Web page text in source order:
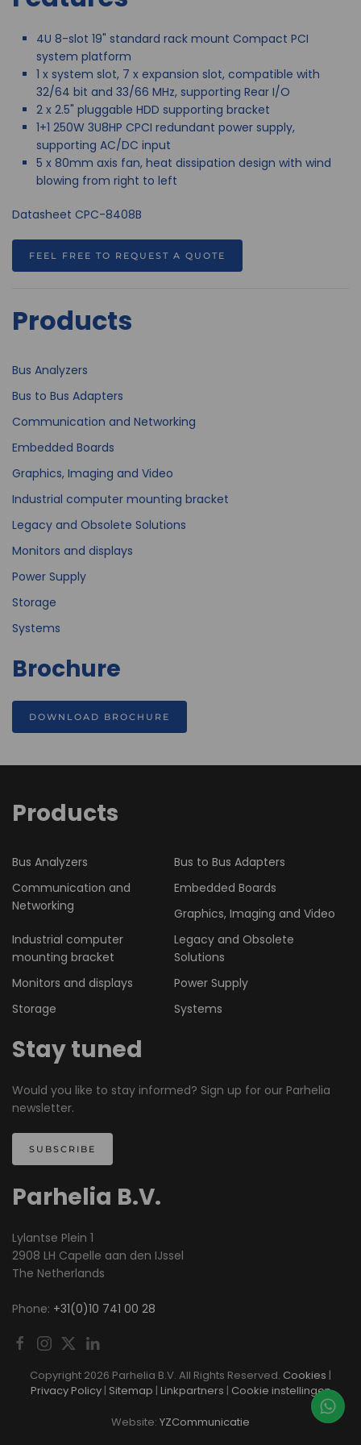
4U 8-slot 19" standard rack mount Compact PCI
system platform
1 x system slot, 7 x expansion slot, compatible with
32/64 bit and 33/66 MHz, supporting Rear I/O
2 x 2.5" pluggable HDD supporting bracket
1+1 250W 3U8HP CPCI redundant power supply,
supporting AC/DC input
5 x 80mm axis fan, heat dissipation design with wind
blowing from right to left
Datasheet CPC-8408B
FEEL FREE TO REQUEST A QUOTE
Products
Bus Analyzers
Bus to Bus Adapters
Communication and Networking
Embedded Boards
Graphics, Imaging and Video
Industrial computer mounting bracket
Legacy and Obsolete Solutions
Monitors and displays
Power Supply
Storage
Systems
Brochure
DOWNLOAD BROCHURE
Products
Bus Analyzers
Bus to Bus Adapters
Communication and
Networking
Embedded Boards
Graphics, Imaging and Video
Industrial computer
mounting bracket
Legacy and Obsolete
Solutions
Monitors and displays
Power Supply
Storage
Systems
Stay tuned
Would you like to stay informed? Sign up for our Parhelia
newsletter.
SUBSCRIBE
Parhelia B.V.
Lylantse Plein 1
2908 LH Capelle aan den IJssel
The Netherlands
Phone: +31(0)10 741 00 28
Copyright 2026 Parhelia B.V. All Rights Reserved. Cookies |
Privacy Policy| Sitemap | Linkpartners | Cookie instellingen
Website: YZCommunicatie